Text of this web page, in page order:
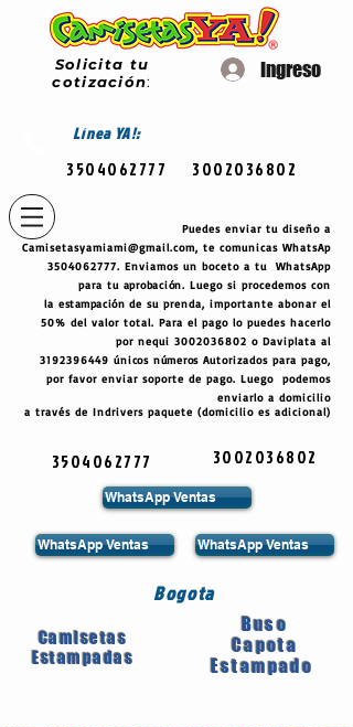
Solicita tu
cotización:
Ingreso
LíneaYA!:
3504062777 3002036802
Puedes enviar tu diseño a
Camisetasyamiami@gmail.com, te comunicas WhatsAp
3504062777. Enviamos un boceto a tu WhatsApp
para tu aprobación. Luego si procedemos con
laestampación de su prenda, importante abonar el
50% del valor total. Para el pago lo puedes hacerlo
por nequi 3002036802 o Daviplata al
3192396449 únicos números Autorizados para pago,
por favor enviar soporte de pago. Luego podemos
enviarlo a domicilio
a través de Indrivers paquete (domicilio es adicional)
3504062777 3002036802
WhatsApp Ventas
WhatsApp Ventas WhatsApp Ventas
Bogota
Camisetas
Estampadas
Buso
Capota
Estampado